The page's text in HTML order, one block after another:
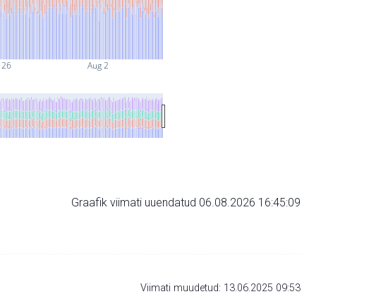
26 Aug 2
Graafik viimati uuendatud 06.08.2026 16:45:09
Viimati muudetud: 13.06.2025 09:53